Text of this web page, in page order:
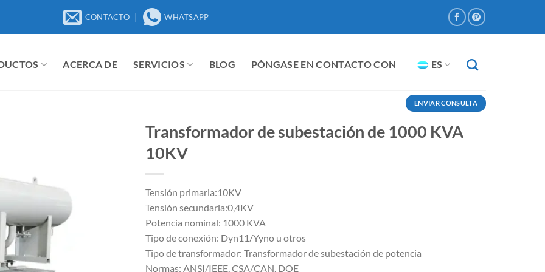
CONTACTO WHATSAPP
ACERCA DE SERVICIOS BLOG PÓNGASE EN CONTACTO CON ES
ENVIAR CONSULTA
Transformador de subestación de 1000 KVA
10KV
Tensión primaria:10KV
Tensión secundaria:0,4KV
Potencia nominal: 1000 KVA
Tipo de conexión: Dyn11/Yyno u otros
Tipo de transformador: Transformador de subestación de potencia
Normas: ANSI/IEEE, CSA/CAN, DOE